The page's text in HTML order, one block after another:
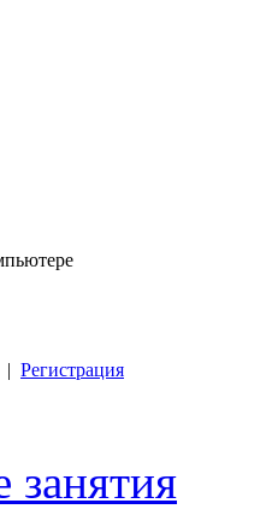
| Регистрация